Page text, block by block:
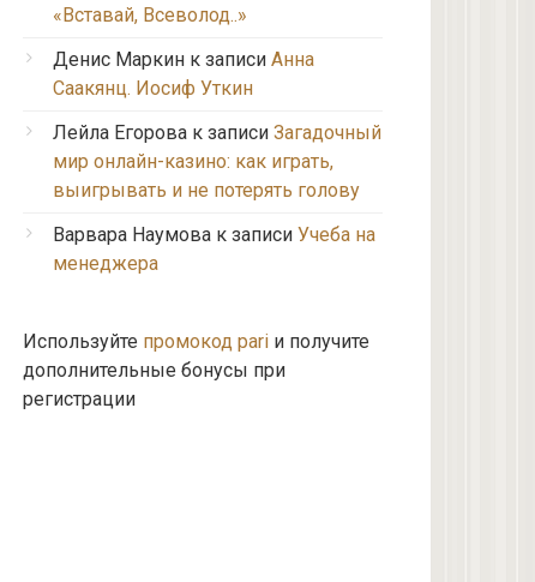
«Вставай, Всеволод..»
Денис Маркин к записи Анна
Саакянц. Иосиф Уткин
Лейла Егорова к записи Загадочный
мир онлайн-казино: как играть,
выигрывать и не потерять голову
Варвара Наумова к записи Учеба на
менеджера
Используйте промокод pari и получите
дополнительные бонусы при
регистрации